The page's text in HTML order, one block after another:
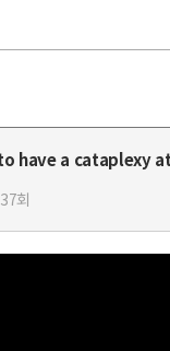
have a cataplexy
회